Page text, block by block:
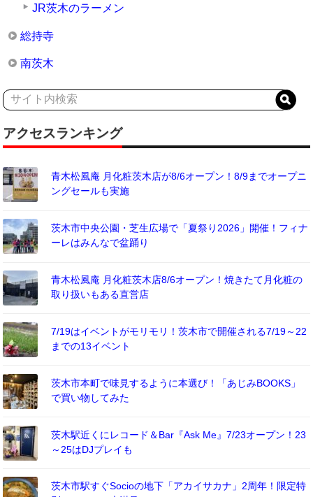
JR茨木のラーメン
総持寺
南茨木
アクセスランキング
青木松風庵 月化粧茨木店が8/6オープン！8/9までオープニ
ングセールも実施
茨木市中央公園・芝生広場で「夏祭り2026」開催！フィナ
ーレはみんなで盆踊り
青木松風庵 月化粧茨木店8/6オープン！焼きたて月化粧の
取り扱いもある直営店
7/19はイベントがモリモリ！茨木市で開催される7/19～22
までの13イベント
茨木市本町で味見するように本選び！「あじみBOOKS」
で買い物してみた
茨木駅近くにレコード＆Bar『Ask Me』7/23オープン！23
～25はDJプレイも
茨木市駅すぐSocioの地下「アカイサカナ」2周年！限定特